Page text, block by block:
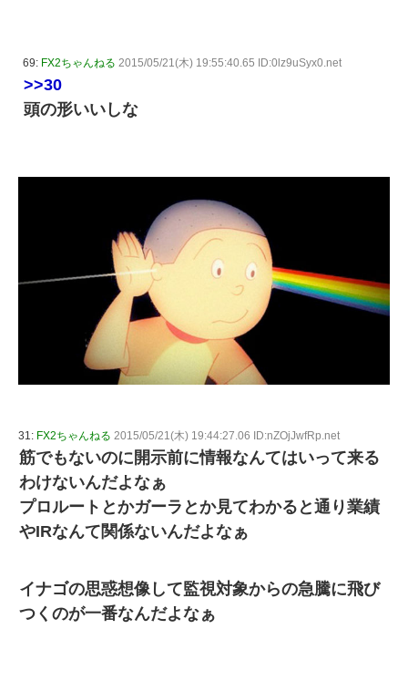
69: FX2ちゃんねる 2015/05/21(木) 19:55:40.65 ID:0lz9uSyx0.net
>>30
頭の形いいしな
31: FX2ちゃんねる 2015/05/21(木) 19:44:27.06 ID:nZOjJwfRp.net
筋でもないのに開示前に情報なんてはいって来る
わけないんだよなぁ
プロルートとかガーラとか見てわかると通り業績
やIRなんて関係ないんだよなぁ
イナゴの思惑想像して監視対象からの急騰に飛び
つくのが一番なんだよなぁ